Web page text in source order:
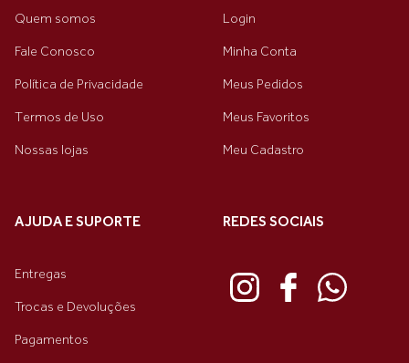
Quem somos
Fale Conosco
Política de Privacidade
Termos de Uso
Nossas lojas
Login
Minha Conta
Meus Pedidos
Meus Favoritos
Meu Cadastro
AJUDA E SUPORTE
Entregas
Trocas e Devoluções
Pagamentos
REDES SOCIAIS